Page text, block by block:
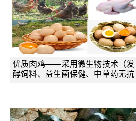
优质肉鸡——采用微生物技术（发
酵饲料、益生菌保健、中草药无抗